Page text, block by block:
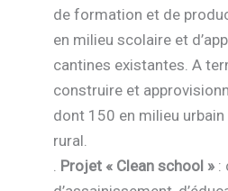
de formation et de
en milieu scolaire et
cantines existantes. A
construire et
dont 150 en milieu
rural.
. Projet « Clean school » :